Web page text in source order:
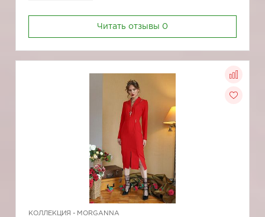
Читать отзывы 0
КОЛЛЕКЦИЯ - MORGANNA